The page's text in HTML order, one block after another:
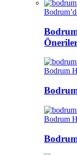
Bodrum
Bodrum